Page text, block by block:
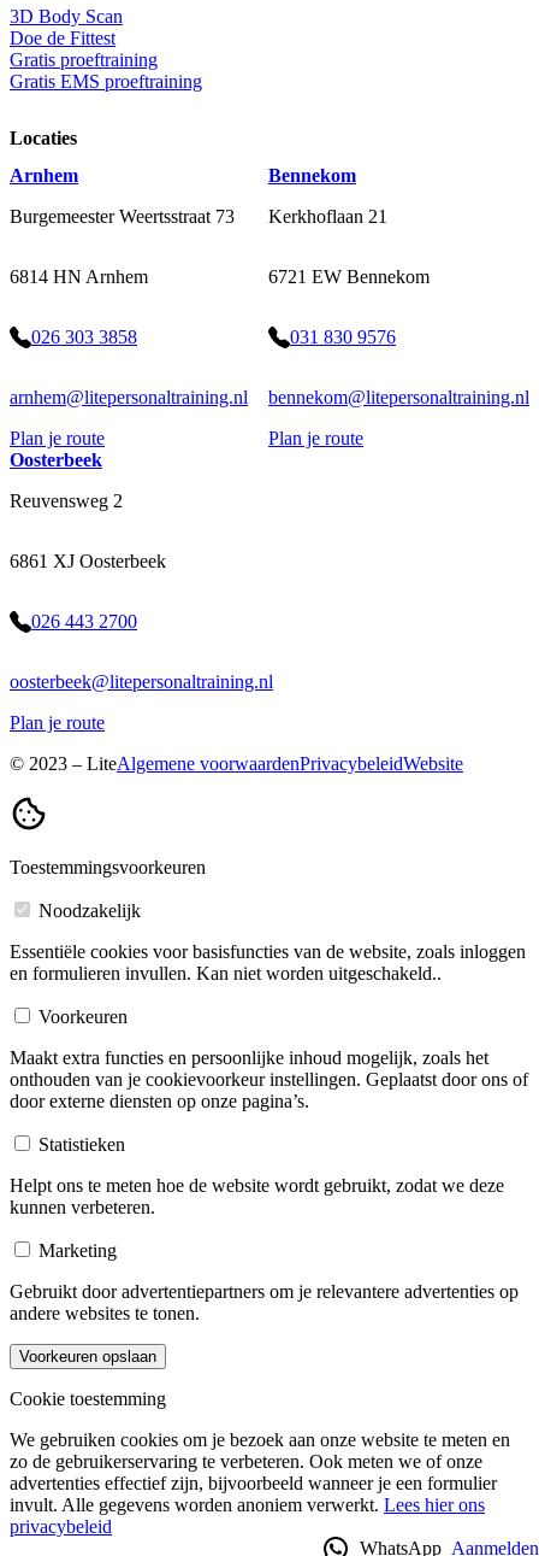
3D Body Scan
Doe de Fittest
Gratis proeftraining
Gratis EMS proeftraining
Locaties
Arnhem
Burgemeester Weertsstraat 73
6814 HN Arnhem
026 303 3858
arnhem@litepersonaltraining.nl
Plan je route
Bennekom
Kerkhoflaan 21
6721 EW Bennekom
031 830 9576
bennekom@litepersonaltraining.nl
Plan je route
Oosterbeek
Reuvensweg 2
6861 XJ Oosterbeek
026 443 2700
oosterbeek@litepersonaltraining.nl
Plan je route
© 2023 – LiteAlgemene voorwaardenPrivacybeleidWebsite
WhatsApp Aanmelden
Toestemmingsvoorkeuren
Noodzakelijk
Essentiële cookies voor basisfuncties van de website, zoals inloggen
en formulieren invullen. Kan niet worden uitgeschakeld..
Voorkeuren
Maakt extra functies en persoonlijke inhoud mogelijk, zoals het
onthouden van je cookievoorkeur instellingen. Geplaatst door ons of
door externe diensten op onze pagina’s.
Statistieken
Helpt ons te meten hoe de website wordt gebruikt, zodat we deze
kunnen verbeteren.
Marketing
Gebruikt door advertentiepartners om je relevantere advertenties op
andere websites te tonen.
Voorkeuren opslaan
Cookie toestemming
We gebruiken cookies om je bezoek aan onze website te meten en
zo de gebruikerservaring te verbeteren. Ook meten we of onze
advertenties effectief zijn, bijvoorbeeld wanneer je een formulier
invult. Alle gegevens worden anoniem verwerkt. Lees hier ons
privacybeleid